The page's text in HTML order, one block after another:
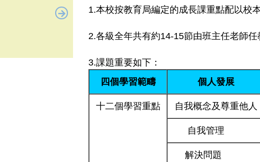
1.本校按教育局編定的成長課重點配以校
2.各級全年共有約14-15節由班主任老師任
3.課題重要如下：
四個學習範疇
個人發展
十二個學習重點 自我概念及尊重他人
自我管理
解決問題